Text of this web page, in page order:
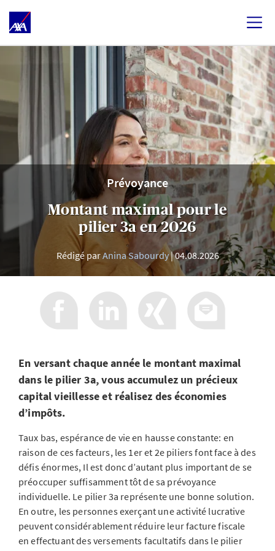
Prévoyance
Montant maximal pour le
pilier 3a en 2026
Rédigé parAnina Sabourdy 04.08.2026
En versant chaque année le montant maximal
dans le pilier 3a, vous accumulez un précieux
capital vieillesse et réalisez des économies
d’impôts.
Taux bas, espérance de vie en hausse constante: en
raison de ces facteurs, les 1er et 2e piliers font face à des
défis énormes, Il est donc d’autant plus important de se
préoccuper suffisamment tôt de sa prévoyance
individuelle. Le pilier 3a représente une bonne solution.
En outre, les personnes exerçant une activité lucrative
peuvent considérablement réduire leur facture fiscale
en effectuant des versements facultatifs dans le pilier